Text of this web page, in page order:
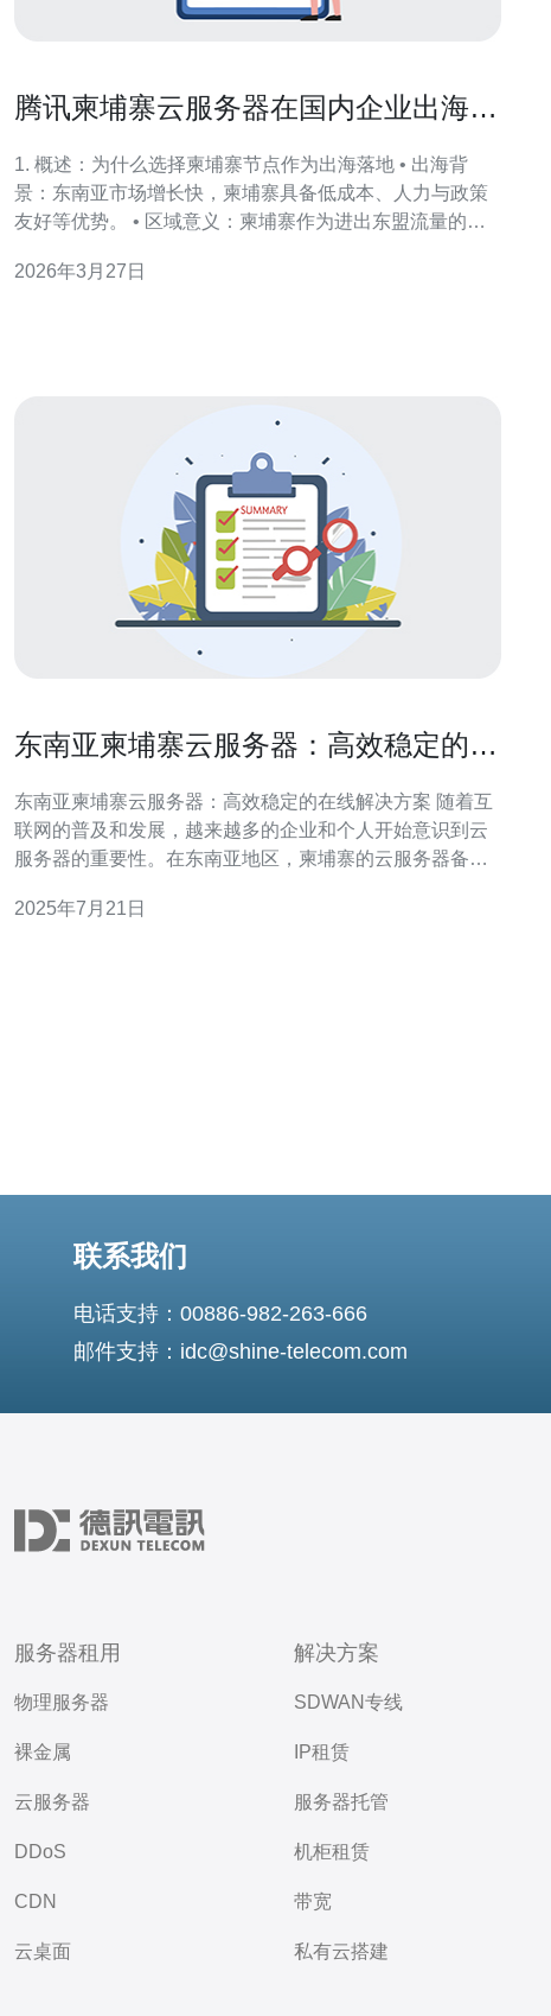
腾讯柬埔寨云服务器在国内企业出海中
1. 概述：为什么选择柬埔寨节点作为出海落地 • 出海背
景：东南亚市场增长快，柬埔寨具备低成本、人力与政策
友好等优势。 • 区域意义：柬埔寨作为进出东盟流量的中
云在柬埔寨提供的ECS、VPC、负载均衡、CDN、Anti-
2026年3月27日
东南亚柬埔寨云服务器：高效稳定的在
东南亚柬埔寨云服务器：高效稳定的在线解决方案 随着互
联网的普及和发展，越来越多的企业和个人开始意识到云
服务器的重要性。在东南亚地区，柬埔寨的云服务器备受
位置和良好的网络环境。 柬埔寨作为东南亚地区的重要国
2025年7月21日
联系我们
电话支持：00886-982-263-666
邮件支持：idc@shine-telecom.com
服务器租用
物理服务器
裸金属
云服务器
DDoS
CDN
云桌面
解决方案
SDWAN专线
IP租赁
服务器托管
机柜租赁
带宽
私有云搭建